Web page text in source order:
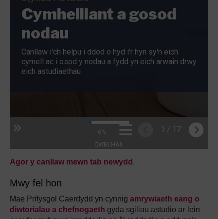
Agor y canllaw mewn tab newydd .
Mwy fel hon
Mae Prifysgol Caerdydd yn cynnig amrywiaeth eang o
diwtorialau a chefnogaeth gyda sgiliau astudio ar-lein